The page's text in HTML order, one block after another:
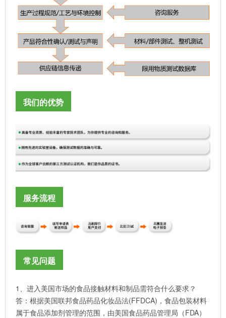
我们的优势
服务流程
常见问题
1、进入美国市场的食品接触材料和制品需符合什么要求？
答：根据美国联邦食品药品化妆品法(FFDCA)，食品包装材料
属于食品添加剂管理的范围，由美国食品药品管理局（FDA）